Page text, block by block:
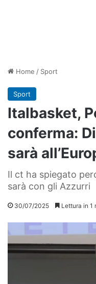
Home / Sport
Sport
Italbasket,
conferma:
sarà
Il ct ha spiegato
sarà con gli Azzurri
30/07/2025 Lettura in 1